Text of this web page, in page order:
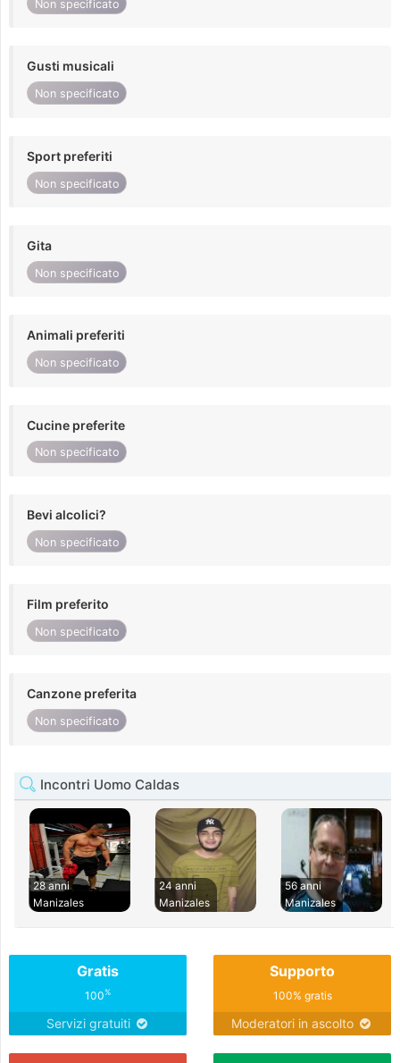
Non specificato
Gusti musicali
Non specificato
Sport preferiti
Non specificato
Gita
Non specificato
Animali preferiti
Non specificato
Cucine preferite
Non specificato
Bevi alcolici?
Non specificato
Film preferito
Non specificato
Canzone preferita
Non specificato
Incontri Uomo Caldas
28 anni
Manizales
24 anni
Manizales
56 anni
Manizales
Gratis
100%
Servizi gratuiti
Supporto
100% gratis
Moderatori in ascolto